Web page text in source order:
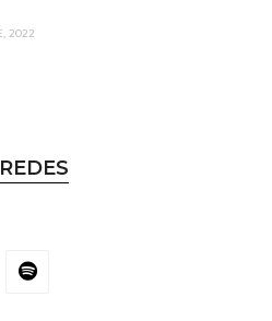
2022